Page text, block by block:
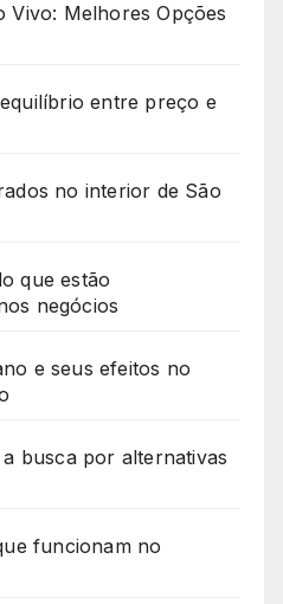
Vivo: Melhores Opções
entre preço e
no interior de São
que estão
negócios
e seus efeitos no
busca por alternativas
funcionam no